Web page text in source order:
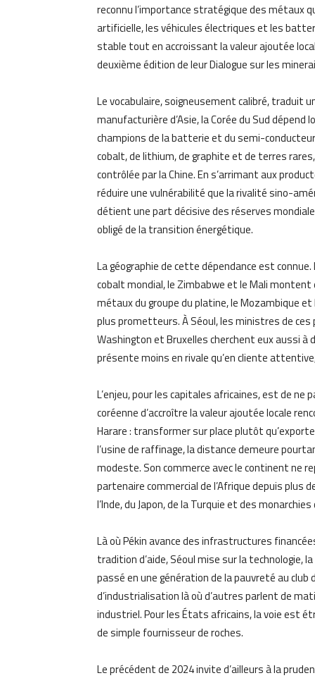
reconnu l’importance stratégique des métaux
artificielle, les véhicules électriques et les
stable tout en accroissant la valeur ajoutée
deuxième édition de leur Dialogue sur les
Le vocabulaire, soigneusement calibré, traduit
manufacturière d’Asie, la Corée du Sud
champions de la batterie et du semi-
cobalt, de lithium, de graphite et de terres
contrôlée par la Chine. En s’arrimant aux
réduire une vulnérabilité que la rivalité sino-
détient une part décisive des réserves
obligé de la transition énergétique.
La géographie de cette dépendance est
cobalt mondial, le Zimbabwe et le Mali montent
métaux du groupe du platine, le Mozambique
plus prometteurs. À Séoul, les ministres de
Washington et Bruxelles cherchent eux aussi à
présente moins en rivale qu’en cliente
L’enjeu, pour les capitales africaines, est de ne
coréenne d’accroître la valeur ajoutée locale
Harare : transformer sur place plutôt
l’usine de raffinage, la distance demeure
modeste. Son commerce avec le continent ne
partenaire commercial de l’Afrique depuis plus
l’Inde, du Japon, de la Turquie et des monarchies
Là où Pékin avance des infrastructures
tradition d’aide, Séoul mise sur la technologie,
passé en une génération de la pauvreté au club
d’industrialisation là où d’autres parlent de
industriel. Pour les États africains, la voie est
de simple fournisseur de roches.
Le précédent de 2024 invite d’ailleurs à la